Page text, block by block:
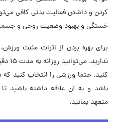
کردن و داشتن فعالیت بدنی کافی
خستگی و بهبود وضعیت روحی و
برای بهره بردن از اثرات مثبت
کنید. حتما ورزشی را انتخاب کنید
باشد و به آن علاقه داشته باشید
متعهد بمانید.